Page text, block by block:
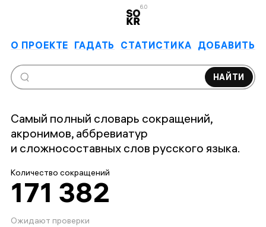
6.0
О ПРОЕКТЕ ГАДАТЬ СТАТИСТИКА ДОБАВИТЬ
НАЙТИ
Самый полный словарь сокращений,
акронимов, аббревиатур
и сложносоставных слов русского языка.
Количество сокращений
171 382
Ожидают проверки